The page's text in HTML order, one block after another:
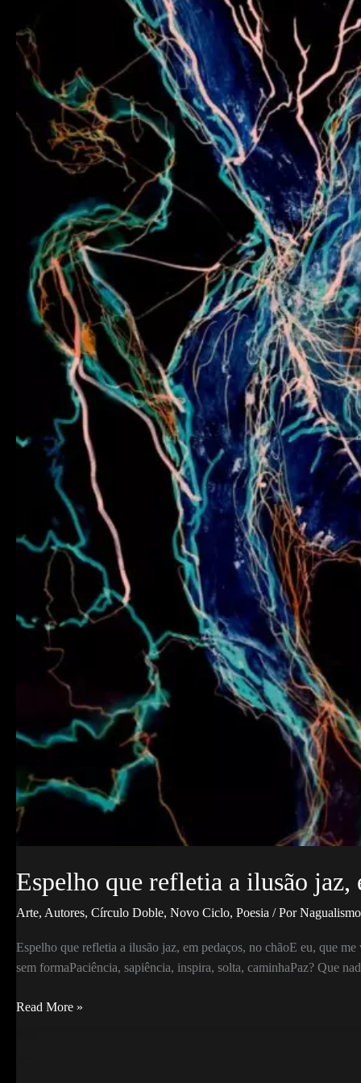
Espelho que refletia a ilusão
Arte, Autores, Círculo Doble, Novo Ciclo, Poesia / Por
Espelho que refletia a ilusão jaz, em pedaços, no chãoE eu, que
sem formaPaciência, sapiência, inspira, solta, caminhaPaz? Que
Espelho
Read More »